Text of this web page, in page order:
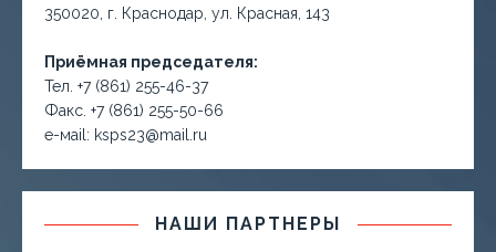
350020, г. Краснодар, ул. Красная, 143
Приёмная председателя:
Тел. +7 (861) 255-46-37
Факс. +7 (861) 255-50-66
е-маil: ksps23@mail.ru
НАШИ ПАРТНЕРЫ